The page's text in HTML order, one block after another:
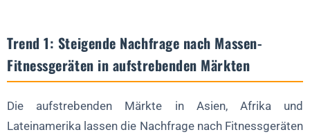
Trend 1: Steigende Nachfrage nach Massen-
Fitnessgeräten in aufstrebenden Märkten
Die aufstrebenden Märkte in Asien, Afrika und
Lateinamerika lassen die Nachfrage nach Fitnessgeräten